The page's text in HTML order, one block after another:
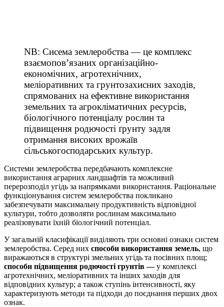
NB: Сисема землеробства — це комплекс
взаємопов’язаних організаційно-
економічних, агротехнічних,
меліоративних та грунтозахисних заходів,
спрямованих на ефективне використання
земельних та агрокліматичних ресурсів,
біологічного потенціалу рослин та
підвищення родючості ґрунту задля
отримання високих врожаїв
сільськогосподарських культур.
Системи землеробства передбачають комплексне
використання аграрних ландшафтів та можливий
перерозподіл угідь за напрямками використання. Раціональне
функціонування систем землеробства покликано
забезпечувати максимальну продуктивність відповідної
культури, тобто дозволяти рослинам максимально
реалізовувати їхній біологічний потенціал.
У загальній класифікації виділяють три основні ознаки систем
землеробства. Серед них способи використання земель, що
виражаються в структурі змельних угідь та посівних площ;
способи підвищення родючості грунтів —у комплексі
агротехнічних, меліоративних та інших заходів для
відповідних культур; а також ступінь інтенсивності, яку
характеризують методи та підходи до поєднання перших двох
ознак.